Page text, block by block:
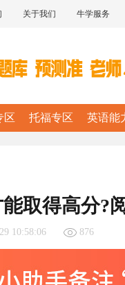
关于我们 牛学服务
区 托福专区 英语能
取得高分?
10:58:06 876